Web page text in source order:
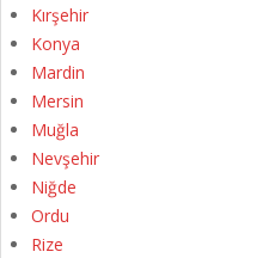
Kırşehir
Konya
Mardin
Mersin
Muğla
Nevşehir
Niğde
Ordu
Rize